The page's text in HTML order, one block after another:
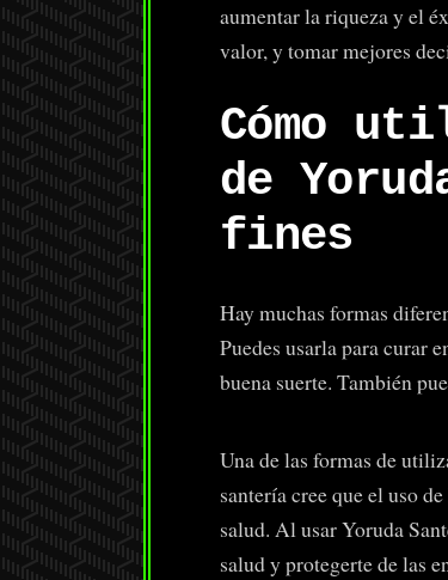
aumentar la riqueza y el
valor, y tomar mejores
Cómo
de
fines
Hay muchas formas
Puedes usarla para curar
buena suerte. También
Una de las formas de
santería cree que el uso
salud. Al usar Yoruda
salud y protegerte de las